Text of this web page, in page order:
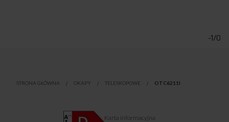
-1/0
STRONA GŁÓWNA OKAPY TELESKOPOWE OTC6211I
Karta informacyjna